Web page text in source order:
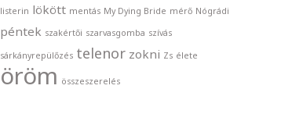
listerin lökött mentás My Dying Bride mérő Nógrádi
péntek szakértői szarvasgomba szívás
sárkányrepülőzés telenor zokni Zs élete
öröm összeszerelés